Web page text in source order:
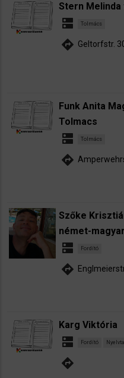
Stern
dns Tolmács
directions Geltorfstr.
Funk Anita
Tolmacs
dns Tolmács
directions
Szőke
német-
dns Fordító
directions
Karg Viktória
dns Fordító
directions